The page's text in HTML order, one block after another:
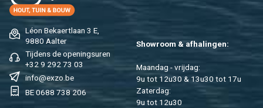
Léon Be­kaert­laan 3 E,
9880 Aal­ter
Tij­dens de ope­nings­uren
+32 9 292 73 03
info@​exzo.​be
BE 0688 738 206
Show­room & af­ha­lin­gen:
Maan­dag - vrij­dag:
9u tot 12u30 & 13u30 tot 17u
Za­ter­dag:
9u tot 12u30